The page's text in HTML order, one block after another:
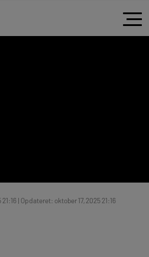
| Opdateret: oktober 17, 2025 21:16